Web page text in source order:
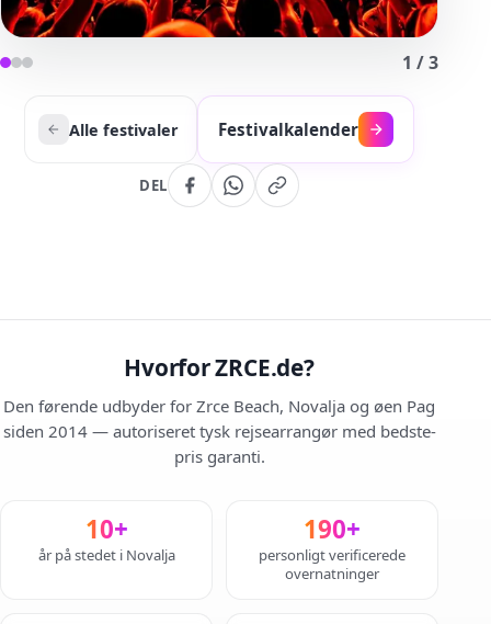
1 /3
Alle festivaler Festivalkalender
DEL
Hvorfor ZRCE.de?
Den førende udbyder for Zrce Beach, Novalja og øen Pag
siden 2014 — autoriseret tysk rejsearrangør med bedste-
pris garanti.
10+
år på stedet i Novalja
190+
personligt verificerede
overnatninger